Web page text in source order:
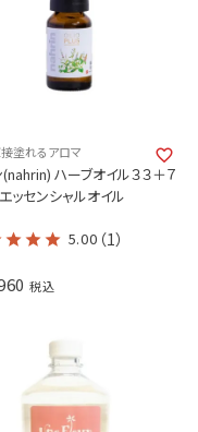
塗れるアロマ
ハーブオイル３３＋７
ッセンシャルオイル
5.00 （1）
税込